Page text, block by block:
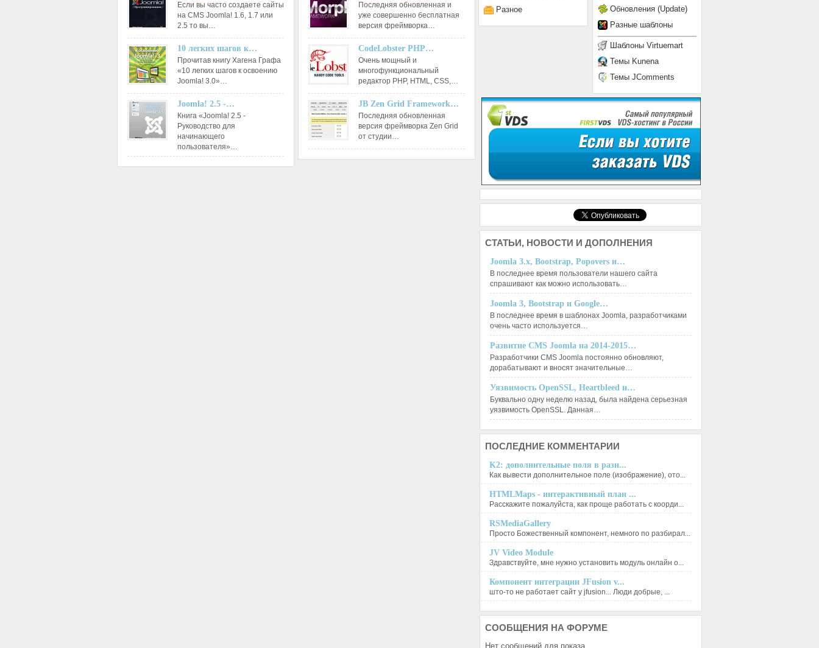
Если вы часто создаете сайты
на CMS Joomla! 1.6, 1.7 или
2.5 то вы…
10 легких шагов к…
Прочитав книгу Хагена Графа
«10 легких шагов к освоению
Joomla! 3.0»…
Joomla! 2.5 -…
Книга «Joomla! 2.5 -
Руководство для
начинающего
пользователя»…
Последняя обновленная и
уже совершенно бесплатная
версия фреймворка…
CodeLobster PHP…
Очень мощный и
многофункциональный
редактор РНР, HTML, CSS,…
JB Zen Grid Framework…
Последняя обновленная
версия фреймворка Zen Grid
от студии…
Обновления (Update)
Разные шаблоны
Шаблоны Virtuemart
Темы Kunena
Темы JComments
Разное
СТАТЬИ, НОВОСТИ И ДОПОЛНЕНИЯ
Joomla 3.x, Bootstrap, Popovers и…
В последнее время пользователи нашего сайта
спрашивают как можно использовать…
Joomla 3, Bootstrap и Google…
В последнее время в шаблонах Joomla, разработчиками
очень часто используется…
Развитие CMS Joomla на 2014-2015…
Разработчики CMS Joomla постоянно обновляют,
дорабатывают и вносят значительные…
Уязвимость OpenSSL, Heartbleed и…
Буквально одну неделю назад, была найдена серьезная
уязвимость OpenSSL. Данная…
ПОСЛЕДНИЕ КОММЕНТАРИИ
K2: дополнительные поля в разн...
Как вывести дополнительное поле (изображение), ото...
HTMLMaps - интерактивный план ...
Расскажите пожалуйста, как проще работать с коорди...
RSMediaGallery
Просто Божественный компонент, немного по разбирал...
JV Video Module
Здравствуйте, мне нужно установить модуль онлайн о...
Компонент интеграции JFusion v...
што-то не работает сайт у jfusion... Люди добрые, ...
СООБЩЕНИЯ НА ФОРУМЕ
Нет сообщений для показа